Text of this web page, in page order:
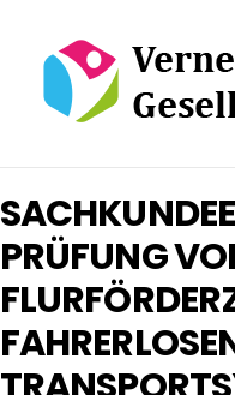
content
PRÜFUNG